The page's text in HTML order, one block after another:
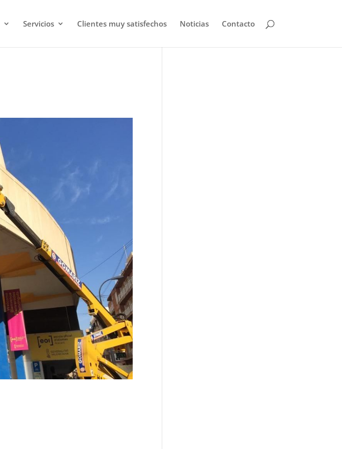
Servicios Clientes muy satisfechos Noticias Contacto